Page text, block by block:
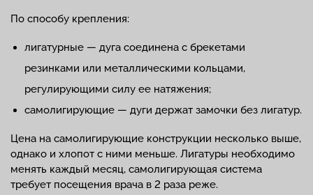
По способу крепления:
лигатурные — дуга соединена с брекетами
резинками или металлическими кольцами,
регулирующими силу ее натяжения;
самолигирующие — дуги держат замочки без лигатур.
Цена на самолигирующие конструкции несколько выше,
однако и хлопот с ними меньше. Лигатуры необходимо
менять каждый месяц, самолигирующая система
требует посещения врача в 2 раза реже.